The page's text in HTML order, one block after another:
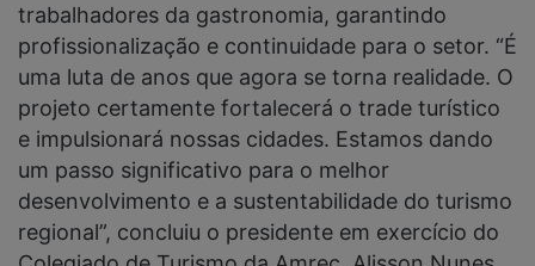
trabalhadores da gastronomia, garantindo
profissionalização e continuidade para o setor. “É
uma luta de anos que agora se torna realidade. O
projeto certamente fortalecerá o trade turístico
e impulsionará nossas cidades. Estamos dando
um passo significativo para o melhor
desenvolvimento e a sustentabilidade do turismo
regional”, concluiu o presidente em exercício do